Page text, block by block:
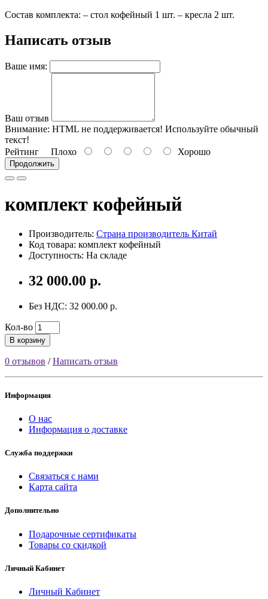
Состав комплекта: – стол кофейный 1 шт. – кресла 2 шт.
Написать отзыв
Ваше имя:
Ваш отзыв
Внимание: HTML не поддерживается! Используйте обычный
текст!
Рейтинг Плохо Хорошо
Продолжить
комплект кофейный
Производитель: Страна производитель Китай
Код товара: комплект кофейный
Доступность: На складе
32 000.00 р.
Без НДС: 32 000.00 р.
Кол-во
В корзину
0 отзывов /Написать отзыв
Информация
О нас
Информация о доставке
Служба поддержки
Связаться с нами
Карта сайта
Дополнительно
Подарочные сертификаты
Товары со скидкой
Личный Кабинет
Личный Кабинет